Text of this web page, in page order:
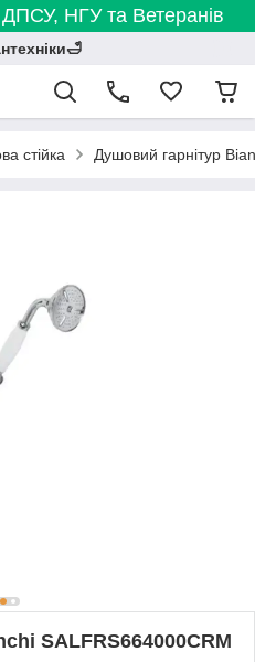
НГУ та Ветеранів
стійка Душовий гарнітур
SALFRS664000CRM